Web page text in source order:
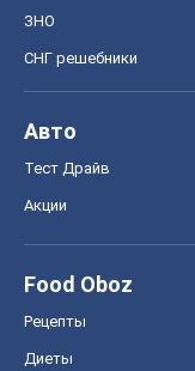
ЗНО
СНГ решебники
Авто
Тест Драйв
Акции
Food Oboz
Рецепты
Диеты